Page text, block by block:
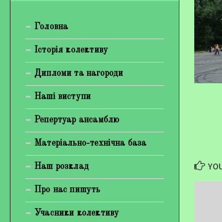
Гірієнко Ірина Михайлівна
Галерея
Відеогалерея
Фотогалерея
Головна
Історія колективу
Дипломи та нагороди
Наші виступи
Репертуар ансамблю
Матеріально-технічна база
Наш розклад
Про нас пишуть
Учасники колективу